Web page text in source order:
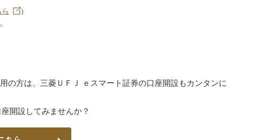
）
の方は、三菱ＵＦＪ ｅスマート証券の口座開設もカンタンに
開設してみませんか？